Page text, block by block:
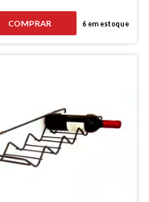
6em estoque